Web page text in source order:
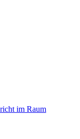
im Raum